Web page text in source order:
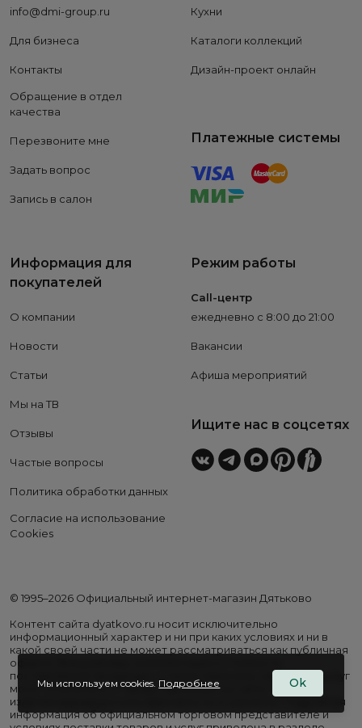
info@dmi-group.ru
Для бизнеса
Контакты
Обращение в отдел
качества
Перезвоните мне
Задать вопрос
Запись в салон
Кухни
Каталоги коллекций
Дизайн-проект онлайн
Платежные системы
Информация для
покупателей
О компании
Новости
Статьи
Мы на ТВ
Отзывы
Частые вопросы
Политика обработки данных
Согласие на использование
Cookies
Режим работы
Call-центр
ежедневно с 8:00 до 21:00
Вакансии
Афиша мероприятий
Ищите нас в соцсетях
© 1995–2026 Официальный интернет-магазин Дятьково
Контент сайта dyatkovo.ru носит исключительно
информационный характер и ни при каких условиях и ни в
какой своей части не может рассматриваться как публичная
оферта. Внешний вид, комплектация и стоимость
поставляемой продукции, а также перечень сервисных услуг
могут отличаться от представленных на сайте. Цены на
изделия варьируются в зависимости от региона. Подробная
информация об официальном торговом представителе и
Мы используем cookies. Подробнее Ok